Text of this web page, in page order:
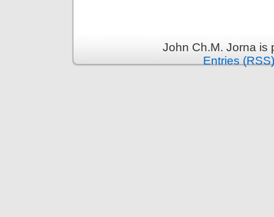
John Ch.M. Jorna
Entries (RSS)